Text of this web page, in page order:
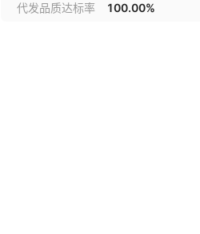
代发品质达标率
100.00%